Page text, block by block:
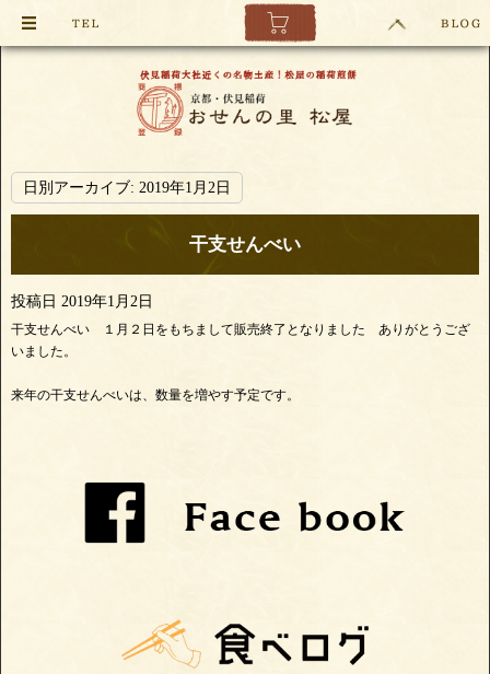
日別アーカイブ: 2019年1月2日
干支せんべい
投稿日 2019年1月2日
干支せんべい １月２日をもちまして販売終了となりました ありがとうござ
いました。
来年の干支せんべいは、数量を増やす予定です。